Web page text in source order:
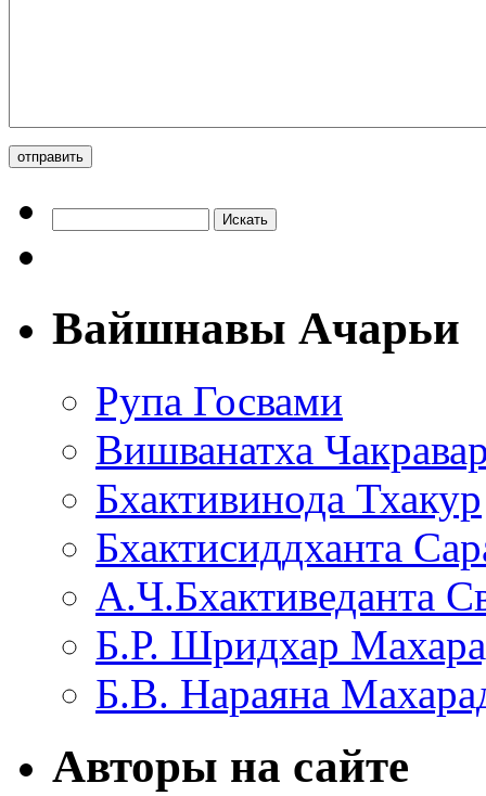
Вайшнавы Ачарьи
Рупа Госвами
Вишванатха
Бхактивинода Тхакур
Бхактисиддханта
А.Ч.Бхактиведанта
Б.Р. Шридхар
Б.В. Нараяна
Авторы на сайте